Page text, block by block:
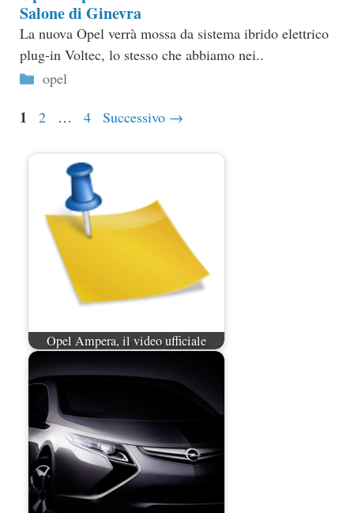
Salone di Ginevra
La nuova Opel verrà mossa da sistema ibrido elettrico
plug-in Voltec, lo stesso che abbiamo nei..
Categorie
opel
Pagina
1 Pagina
2 … Pagina
4 Successivo →
Opel Ampera, il video ufficiale